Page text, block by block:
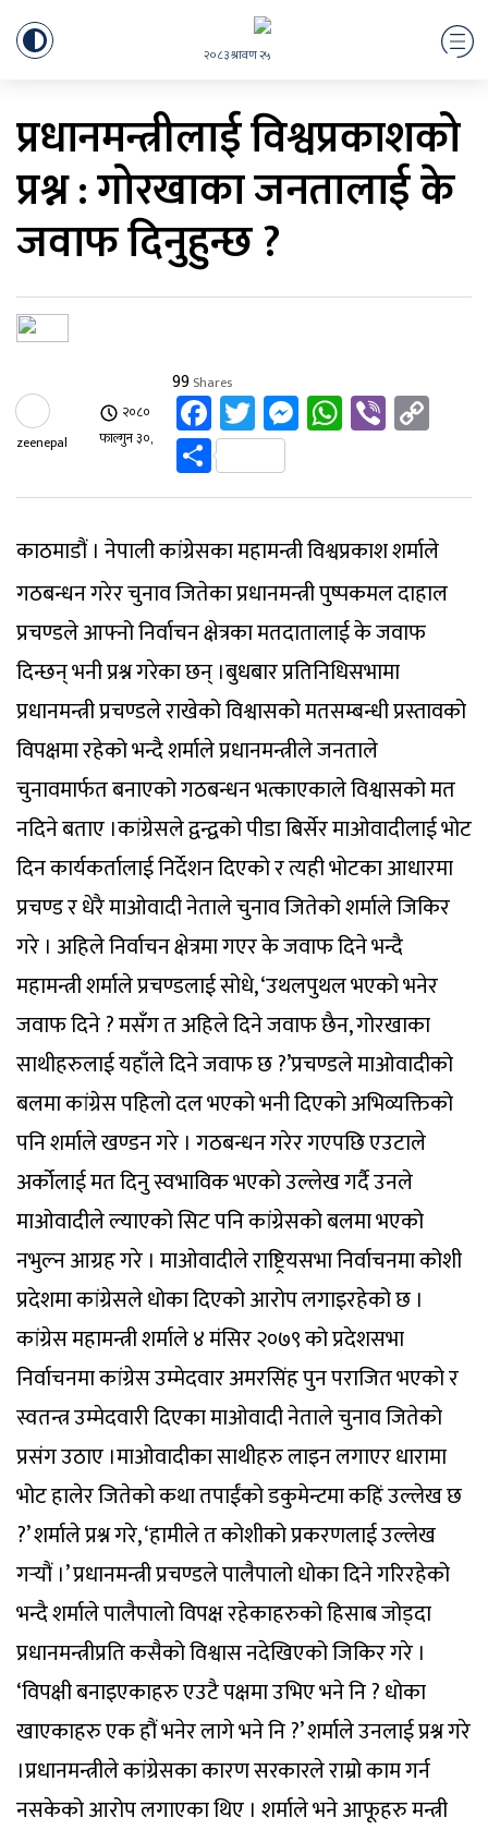
२०८३ श्रावण २५
प्रधानमन्त्रीलाई विश्वप्रकाशको
प्रश्न : गोरखाका जनतालाई के
जवाफ दिनुहुन्छ ?
zeenepal
२०८०
फाल्गुन ३०,
99 Shares
Facebook
Twitter
Messenger
Viber
Link
Share
काठमाडौं । नेपाली कांग्रेसका महामन्त्री विश्वप्रकाश शर्माले
गठबन्धन गरेर चुनाव जितेका प्रधानमन्त्री पुष्पकमल दाहाल
प्रचण्डले आफ्नो निर्वाचन क्षेत्रका मतदातालाई के जवाफ
दिन्छन् भनी प्रश्न गरेका छन् ।बुधबार प्रतिनिधिसभामा
प्रधानमन्त्री प्रचण्डले राखेको विश्वासको मतसम्बन्धी प्रस्तावको
विपक्षमा रहेको भन्दै शर्माले प्रधानमन्त्रीले जनताले
चुनावमार्फत बनाएको गठबन्धन भत्काएकाले विश्वासको मत
नदिने बताए ।कांग्रेसले द्वन्द्वको पीडा बिर्सेर माओवादीलाई भोट
दिन कार्यकर्तालाई निर्देशन दिएको र त्यही भोटका आधारमा
प्रचण्ड र धेरै माओवादी नेताले चुनाव जितेको शर्माले जिकिर
गरे । अहिले निर्वाचन क्षेत्रमा गएर के जवाफ दिने भन्दै
महामन्त्री शर्माले प्रचण्डलाई सोधे, ‘उथलपुथल भएको भनेर
जवाफ दिने ? मसँग त अहिले दिने जवाफ छैन, गोरखाका
साथीहरुलाई यहाँले दिने जवाफ छ ?’प्रचण्डले माओवादीको
बलमा कांग्रेस पहिलो दल भएको भनी दिएको अभिव्यक्तिको
पनि शर्माले खण्डन गरे । गठबन्धन गरेर गएपछि एउटाले
अर्कोलाई मत दिनु स्वभाविक भएको उल्लेख गर्दै उनले
माओवादीले ल्याएको सिट पनि कांग्रेसको बलमा भएको
नभुल्न आग्रह गरे । माओवादीले राष्ट्रियसभा निर्वाचनमा कोशी
प्रदेशमा कांग्रेसले धोका दिएको आरोप लगाइरहेको छ ।
कांग्रेस महामन्त्री शर्माले ४ मंसिर २०७९ को प्रदेशसभा
निर्वाचनमा कांग्रेस उम्मेदवार अमरसिंह पुन पराजित भएको र
स्वतन्त्र उम्मेदवारी दिएका माओवादी नेताले चुनाव जितेको
प्रसंग उठाए ।माओवादीका साथीहरु लाइन लगाएर धारामा
भोट हालेर जितेको कथा तपाईंको डकुमेन्टमा कहिं उल्लेख छ
?’ शर्माले प्रश्न गरे, ‘हामीले त कोशीको प्रकरणलाई उल्लेख
गर्‍यौं ।’ प्रधानमन्त्री प्रचण्डले पालैपालो धोका दिने गरिरहेको
भन्दै शर्माले पालैपालो विपक्ष रहेकाहरुको हिसाब जोड्दा
प्रधानमन्त्रीप्रति कसैको विश्वास नदेखिएको जिकिर गरे ।
‘विपक्षी बनाइएकाहरु एउटै पक्षमा उभिए भने नि ? धोका
खाएकाहरु एक हौं भनेर लागे भने नि ?’ शर्माले उनलाई प्रश्न गरे
।प्रधानमन्त्रीले कांग्रेसका कारण सरकारले राम्रो काम गर्न
नसकेको आरोप लगाएका थिए । शर्माले भने आफूहरु मन्त्री